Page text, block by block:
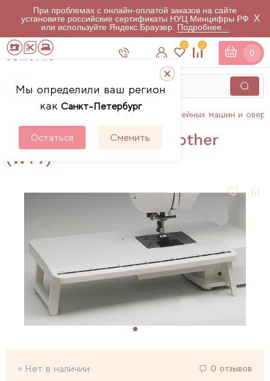
При проблемах с онлайн-оплатой заказов на сайте
установите российские сертификаты НУЦ Минцифры РФ
или используйте Яндекс.Браузер. Подробнее...
X
Мы определили ваш регион
как Санкт-Петербург
Остаться Сменить
0 0
0
Аксессуары для швейных машин и
Приставной столик Brother
(WT9)
Нет в наличии 0 отзывов